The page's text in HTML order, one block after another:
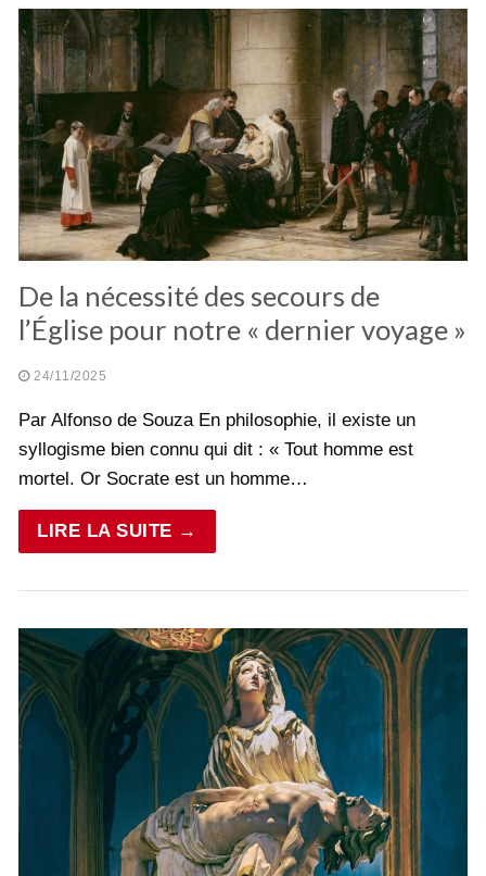
De la nécessité des secours de
l’Église pour notre « dernier voyage »
24/11/2025
Par Alfonso de Souza En philosophie, il existe un
syllogisme bien connu qui dit : « Tout homme est
mortel. Or Socrate est un homme…
LIRE LA SUITE →